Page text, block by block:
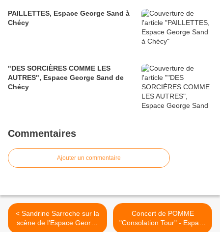
PAILLETTES, Espace George Sand à
Chécy
"DES SORCIÈRES COMME LES
AUTRES", Espace George Sand de
Chécy
Commentaires
Ajouter un commentaire
< Sandrine Sarroche sur la
scène de l'Espace George
Concert de POMME
"Consolation Tour" - Espace